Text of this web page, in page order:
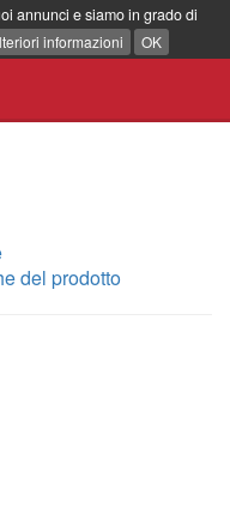
annunci e siamo in grado di
informazioni OK
del prodotto